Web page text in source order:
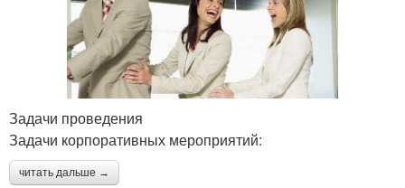
Задачи проведения
Задачи корпоративных мероприятий:
читать дальше →